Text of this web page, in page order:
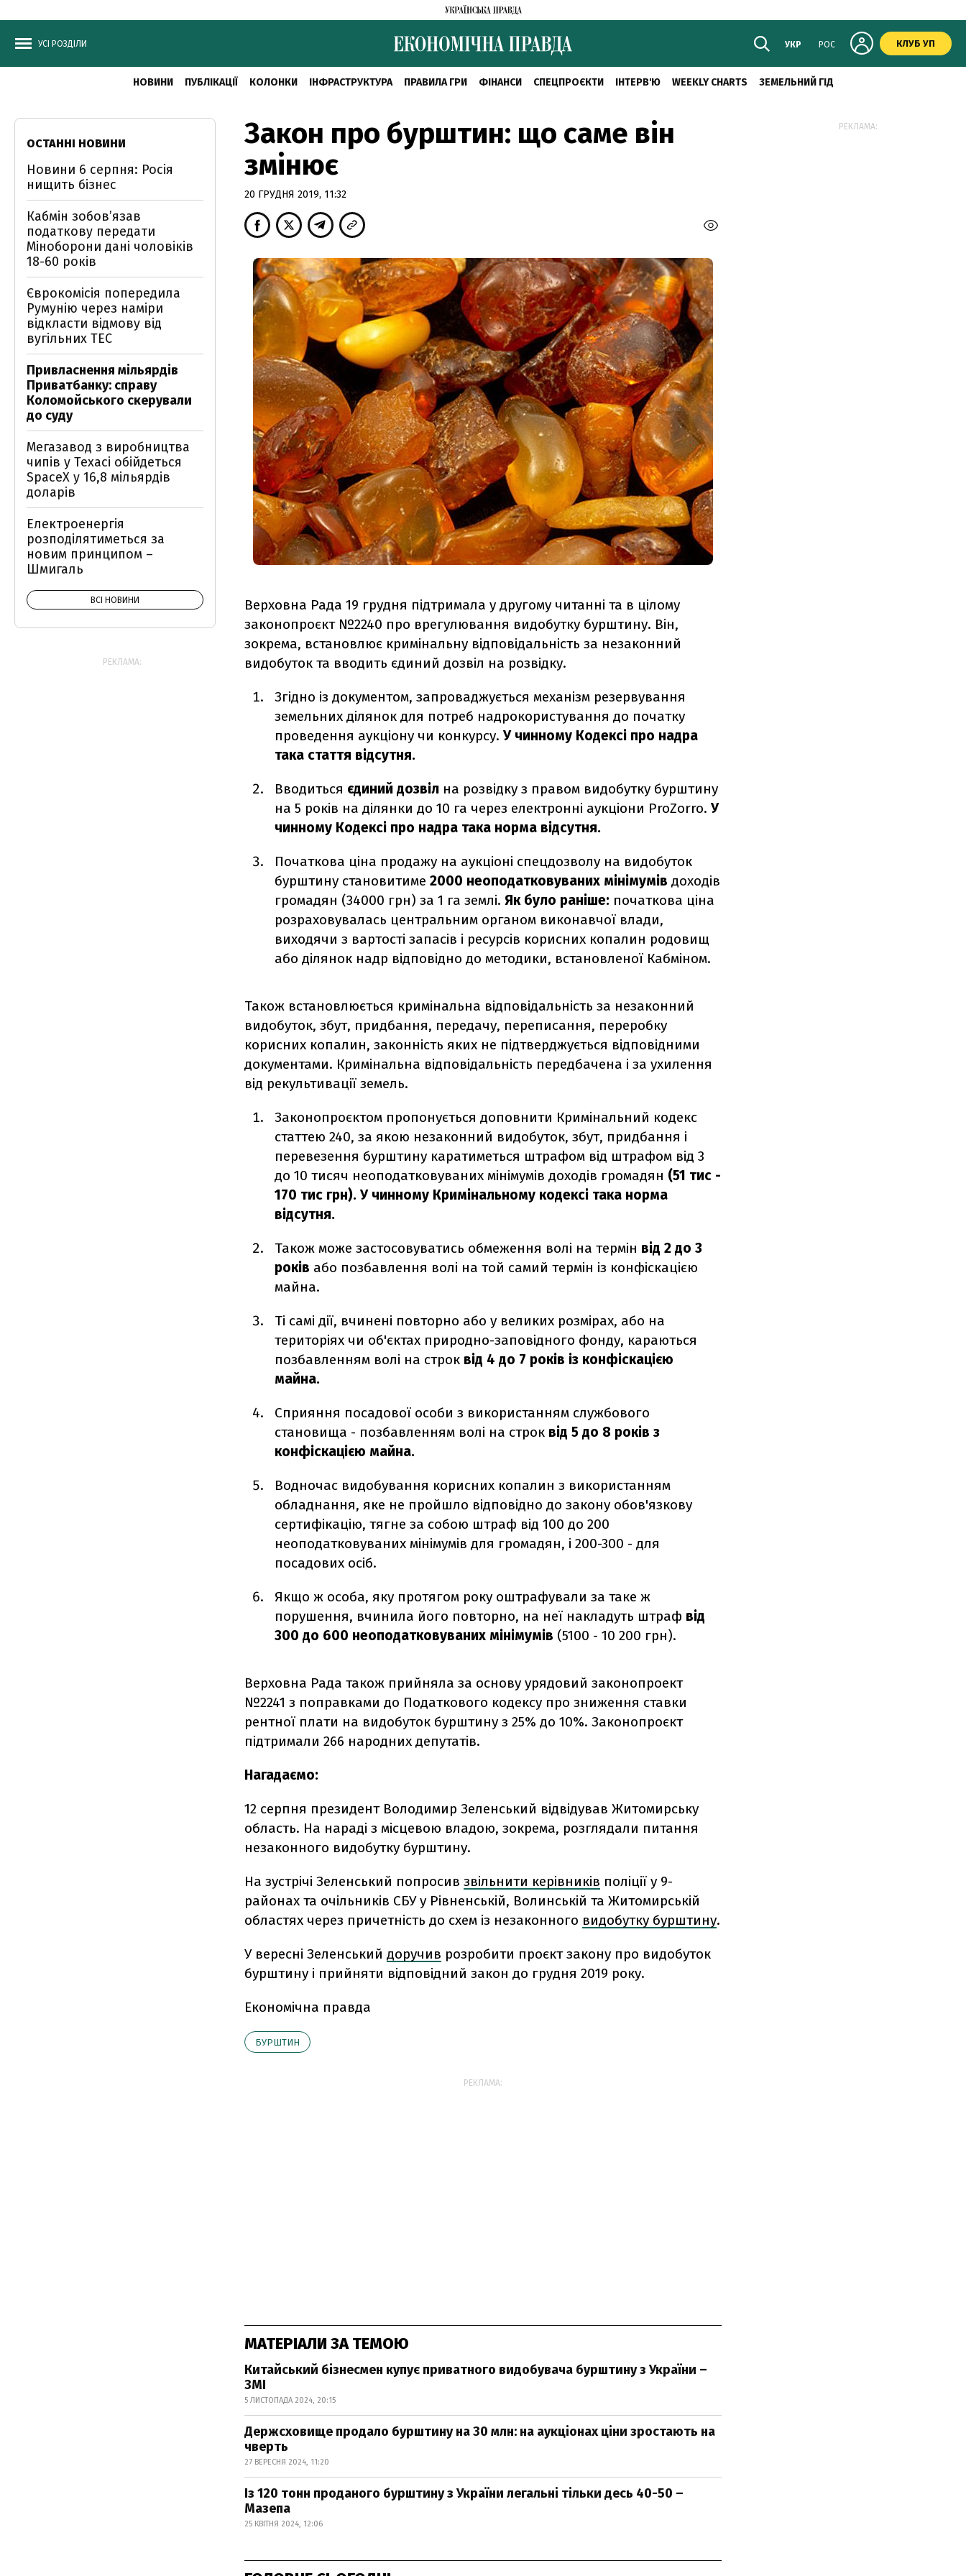
УСІ РОЗДІЛИ УКР РОС КЛУБ УП
НОВИНИ ПУБЛІКАЦІЇ КОЛОНКИ ІНФРАСТРУКТУРА ПРАВИЛА ГРИ ФІНАНСИ СПЕЦПРОЄКТИ ІНТЕРВ'Ю WEEKLY CHARTS ЗЕМЕЛЬНИЙ ГІД
Закон про бурштин: що саме він
змінює
20 ГРУДНЯ 2019, 11:32
Верховна Рада 19 грудня підтримала у другому читанні та в цілому
законопроєкт №2240 про врегулювання видобутку бурштину. Він,
зокрема, встановлює кримінальну відповідальність за незаконний
видобуток та вводить єдиний дозвіл на розвідку.
Згідно із документом, запроваджується механізм резервування
земельних ділянок для потреб надрокористування до початку
проведення аукціону чи конкурсу. У чинному Кодексі про надра
така стаття відсутня.
Вводиться єдиний дозвіл на розвідку з правом видобутку бурштину
на 5 років на ділянки до 10 га через електронні аукціони ProZorro. У
чинному Кодексі про надра така норма відсутня.
Початкова ціна продажу на аукціоні спецдозволу на видобуток
бурштину становитиме 2000 неоподатковуваних мінімумів доходів
громадян (34000 грн) за 1 га землі. Як було раніше: початкова ціна
розраховувалась центральним органом виконавчої влади,
виходячи з вартості запасів і ресурсів корисних копалин родовищ
або ділянок надр відповідно до методики, встановленої Кабміном.
Також встановлюється кримінальна відповідальність за незаконний
видобуток, збут, придбання, передачу, переписання, переробку
корисних копалин, законність яких не підтверджується відповідними
документами. Кримінальна відповідальність передбачена і за ухилення
від рекультивації земель.
Законопроєктом пропонується доповнити Кримінальний кодекс
статтею 240, за якою незаконний видобуток, збут, придбання і
перевезення бурштину каратиметься штрафом від штрафом від 3
до 10 тисяч неоподатковуваних мінімумів доходів громадян (51 тис -
170 тис грн). У чинному Кримінальному кодексі така норма
відсутня.
Також може застосовуватись обмеження волі на термін від 2 до 3
років або позбавлення волі на той самий термін із конфіскацією
майна.
Ті самі дії, вчинені повторно або у великих розмірах, або на
територіях чи об'єктах природно-заповідного фонду, караються
позбавленням волі на строк від 4 до 7 років із конфіскацією
майна.
Сприяння посадової особи з використанням службового
становища - позбавленням волі на строк від 5 до 8 років з
конфіскацією майна.
Водночас видобування корисних копалин з використанням
обладнання, яке не пройшло відповідно до закону обов'язкову
сертифікацію, тягне за собою штраф від 100 до 200
неоподатковуваних мінімумів для громадян, і 200-300 - для
посадових осіб.
Якщо ж особа, яку протягом року оштрафували за таке ж
порушення, вчинила його повторно, на неї накладуть штраф від
300 до 600 неоподатковуваних мінімумів (5100 - 10 200 грн).
Верховна Рада також прийняла за основу урядовий законопроект
№2241 з поправками до Податкового кодексу про зниження ставки
рентної плати на видобуток бурштину з 25% до 10%. Законопроєкт
підтримали 266 народних депутатів.
Нагадаємо:
12 серпня президент Володимир Зеленський відвідував Житомирську
область. На нараді з місцевою владою, зокрема, розглядали питання
незаконного видобутку бурштину.
На зустрічі Зеленський попросив звільнити керівників поліції у 9-
районах та очільників СБУ у Рівненській, Волинській та Житомирській
областях через причетність до схем із незаконного видобутку бурштину.
У вересні Зеленський доручив розробити проєкт закону про видобуток
бурштину і прийняти відповідний закон до грудня 2019 року.
Економічна правда
БУРШТИН
РЕКЛАМА:
МАТЕРІАЛИ ЗА ТЕМОЮ
Китайський бізнесмен купує приватного видобувача бурштину з України –
ЗМІ
5 ЛИСТОПАДА 2024, 20:15
Держсховище продало бурштину на 30 млн: на аукціонах ціни зростають на
чверть
27 ВЕРЕСНЯ 2024, 11:20
Із 120 тонн проданого бурштину з України легальні тільки десь 40-50 –
Мазепа
25 КВІТНЯ 2024, 12:06
ОСТАННІ НОВИНИ
Новини 6 серпня: Росія
нищить бізнес
Кабмін зобовʼязав
податкову передати
Міноборони дані чоловіків
18-60 років
Єврокомісія попередила
Румунію через наміри
відкласти відмову від
вугільних ТЕС
Привласнення мільярдів
Приватбанку: справу
Коломойського скерували
до суду
Мегазавод з виробництва
чипів у Техасі обійдеться
SpaceX у 16,8 мільярдів
доларів
Електроенергія
розподілятиметься за
новим принципом –
Шмигаль
ВСІ НОВИНИ
РЕКЛАМА:
РЕКЛАМА: